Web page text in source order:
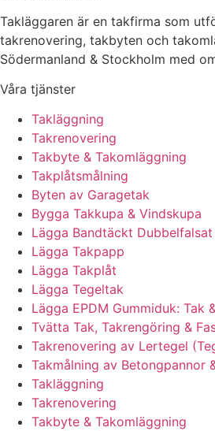
Takläggaren är en takfirma som
takrenovering, takbyten och
Södermanland & Stockholm med
Våra tjänster
Takläggning
Takrenovering
Takbyte & Takomläggning
Takplåtsmålning
Byten av Garagetak
Bygga Takkupa & Vindskupa
Lägga Bandtäckt
Lägga Takpapp
Lägga Takplåt
Lägga Tegeltak
Lägga EPDM Gummiduk: Tak
Tvätta Tak, Takrengöring &
Takrenovering av Lertegel
Takmålning av Betongpannor
Takläggning
Takrenovering
Takbyte & Takomläggning